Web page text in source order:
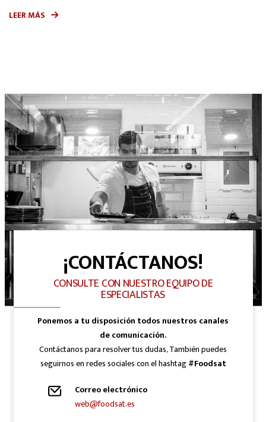
LEER MÁS
¡CONTÁCTANOS!
CONSULTE CON NUESTRO EQUIPO DE
ESPECIALISTAS
Ponemos a tu disposición todos nuestros canales
de comunicación.
Contáctanos para resolver tus dudas, También puedes
seguirnos en redes sociales con el hashtag#Foodsat
Correo electrónico
web@foodsat.es